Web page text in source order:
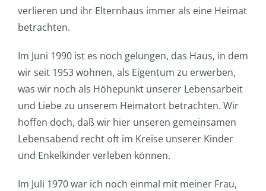
verlieren und ihr Elternhaus immer als eine Heimat
betrachten.
Im Juni 1990 ist es noch gelungen, das Haus, in dem
wir seit 1953 wohnen, als Eigentum zu erwerben,
was wir noch als Höhepunkt unserer Lebensarbeit
und Liebe zu unserem Heimatort betrachten. Wir
hoffen doch, daß wir hier unseren gemeinsamen
Lebensabend recht oft im Kreise unserer Kinder
und Enkelkinder verleben können.
Im Juli 1970 war ich noch einmal mit meiner Frau,